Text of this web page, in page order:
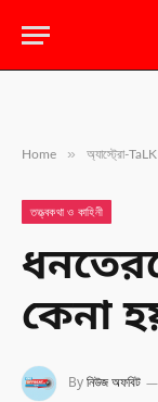
Home » অ্যাস্ট্রো-TaLK
তত্ত্বকথা ও কাহিনী
কেনা
Byনিউজ অফবিট